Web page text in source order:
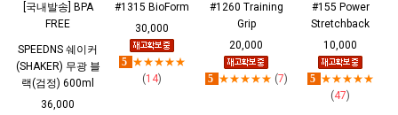
[국내발송] BPA
FREE
SPEEDNS 쉐이커
(SHAKER) 무광 블
랙(검정) 600ml
36,000
#1315 BioForm
30,000
5 ★★★★★
(14)
#1260 Training
Grip
20,000
5 ★★★★★ (7)
#155 Power
Stretchback
10,000
5 ★★★★★
(47)